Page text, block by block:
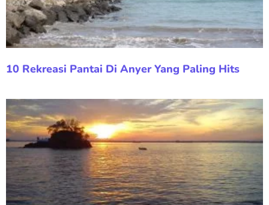
10 Rekreasi Pantai Di Anyer Yang Paling Hits